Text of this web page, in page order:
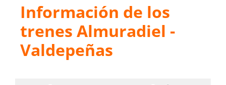
Información de los
trenes Almuradiel -
Valdepeñas